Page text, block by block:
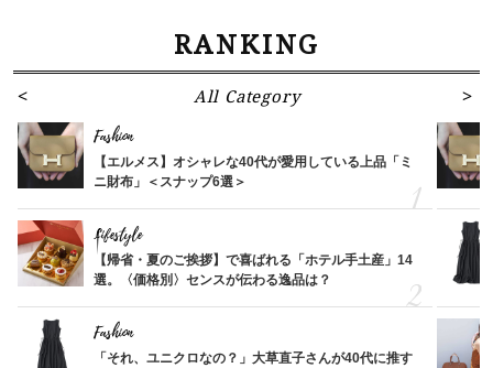
RANKING
All Category
Fashion
【エルメス】オシャレな40代が愛用している上品「ミ
ニ財布」＜スナップ6選＞
Lifestyle
【帰省・夏のご挨拶】で喜ばれる「ホテル手土産」14
選。〈価格別〉センスが伝わる逸品は？
Fashion
「それ、ユニクロなの？」大草直子さんが40代に推す